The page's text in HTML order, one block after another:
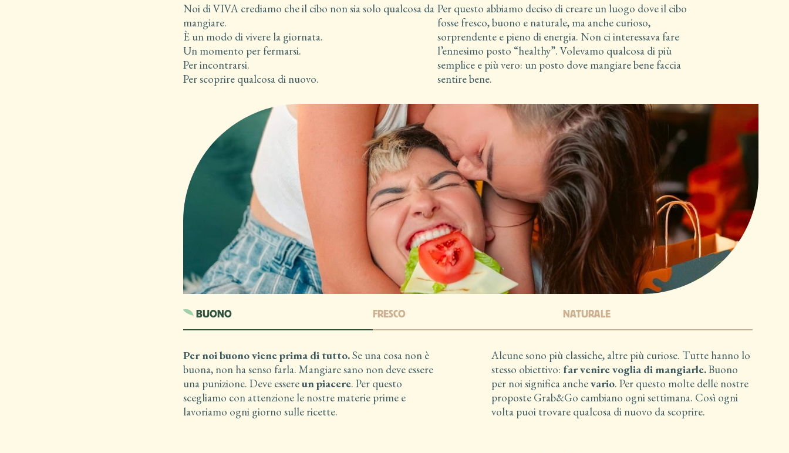
Noi di VIVA crediamo che il cibo non sia solo qualcosa da
mangiare.
È un modo di vivere la giornata.
Un momento per fermarsi.
Per incontrarsi.
Per scoprire qualcosa di nuovo.
Per questo abbiamo deciso di creare un luogo dove il cibo
fosse fresco, buono e naturale, ma anche curioso,
sorprendente e pieno di energia. Non ci interessava fare
l’ennesimo posto “healthy”. Volevamo qualcosa di più
semplice e più vero: un posto dove mangiare bene faccia
sentire bene.
BUONO FRESCO NATURALE
Per noi buono viene prima di tutto.Se una cosa non è
buona, non ha senso farla. Mangiare sano non deve essere
una punizione. Deve essereun piacere. Per questo
scegliamo con attenzione le nostre materie prime e
lavoriamo ogni giorno sulle ricette.
Alcune sono più classiche, altre più curiose. Tutte hanno lo
stesso obiettivo: far venire voglia di mangiarle.Buono
per noi significa anchevario. Per questo molte delle nostre
proposte Grab&Go cambiano ogni settimana. Così ogni
volta puoi trovare qualcosa di nuovo da scoprire.